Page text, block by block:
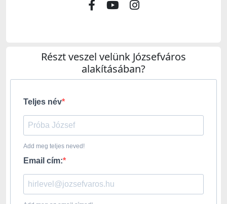
Részt veszel velünk Józsefváros
alakításában?
Teljes név
Add meg teljes neved!
Email cím: